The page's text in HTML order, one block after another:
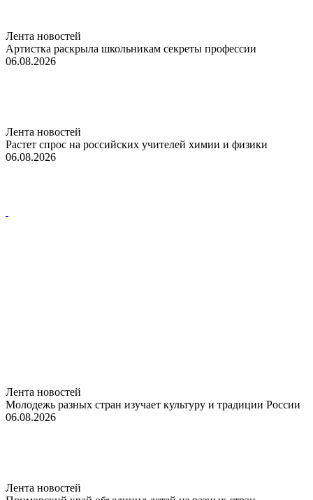
Лента новостей
Артистка раскрыла школьникам секреты профессии
06.08.2026
Лента новостей
Растет спрос на российских учителей химии и физики
06.08.2026
Лента новостей
Молодежь разных стран изучает культуру и традиции России
06.08.2026
Лента новостей